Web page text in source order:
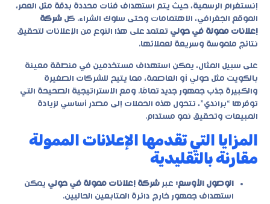
إنستغرام الرسمية، حيث يتم استهداف فئات محددة بدقة مثل العمر،
الموقع الجغرافي، الاهتمامات وحتى سلوك الشراء. كل شركة
إعلانات ممولة في حولي تعتمد على هذا النوع من الإعلانات لتحقيق
نتائج ملموسة وسريعة لعملائها.
على سبيل المثال، يمكن استهداف مستخدمين في منطقة معينة
بالكويت مثل حولي أو العاصمة، مما يتيح للشركات الصغيرة
والكبيرة جذب جمهور جديد تمامًا. ومع الاستراتيجية الصحيحة التي
توفرها “براندي”، تتحول هذه الحملات إلى مصدر أساسي لزيادة
المبيعات وتحقيق نمو مستدام.
المزايا التي تقدمها الإعلانات الممولة
مقارنة بالتقليدية
الوصول الأوسع: عبر شركة إعلانات ممولة في حولي يمكن
استهداف جمهور خارج دائرة المتابعين الحاليين.